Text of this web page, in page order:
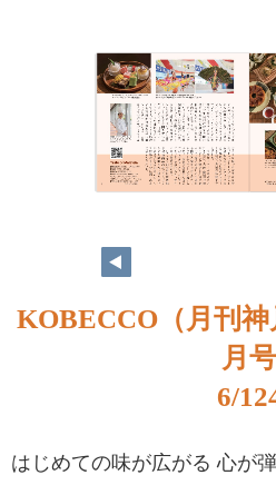
KOBECCO（月刊神
月号
6/
はじめての味が広がる 心が